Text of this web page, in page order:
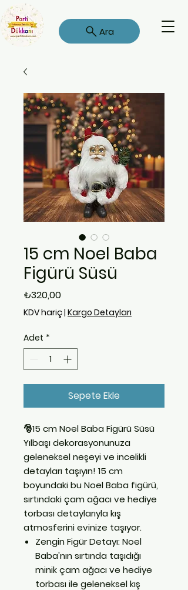
Ara
15 cm Noel Baba
Figürü Süsü
₺320,00Fiyat
KDV hariç| Kargo Detayları
Adet *
Sepete Ekle
🎅15 cm Noel Baba Figürü Süsü
Yılbaşı dekorasyonunuza
geleneksel neşeyi ve incelikli
detayları taşıyın! 15 cm
boyundaki bu Noel Baba figürü,
sırtındaki çam ağacı ve hediye
torbası detaylarıyla kış
atmosferini evinize taşıyor.
Zengin Figür Detayı: Noel
Baba'nın sırtında taşıdığı
minik çam ağacı ve hediye
torbası ile geleneksel kış